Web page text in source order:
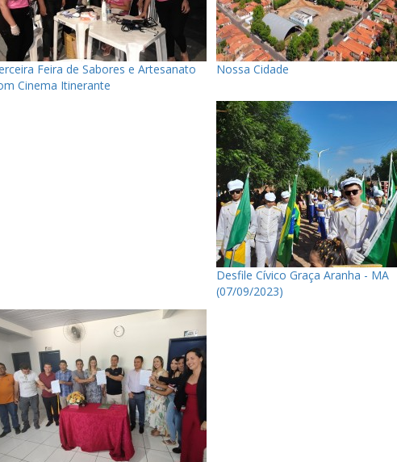
Feira de Sabores e Artesanato
Cinema Itinerante
Nossa Cidade
Desfile Cívico Graça Aranha - MA
(07/09/2023)